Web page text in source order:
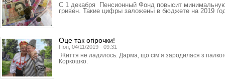
С 1 декабря Пенсионный Фонд повысит
гривен. Такие цифры заложены в бюджете на 2019
Оце так огірочки!
Пон, 04/11/2019 - 09:31
Життя не ладилось. Дарма, що сім’я зародилася з
Коркошко.